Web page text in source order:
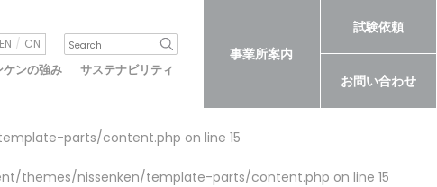
EN CN
ケンの強み サステナビリティ
事業所案内
試験依頼
お問い合わせ
parts/content.php on line 15
themes/nissenken/template-parts/content.php on line 15